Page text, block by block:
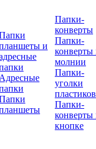
и
Адресные
Папки-
конверты
Папки-
конверты
молнии
Папки-
уголки
Папки-
конверты
кнопке